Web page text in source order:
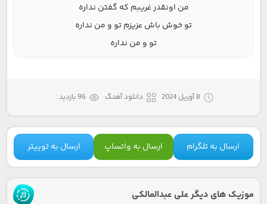
من اونقدر غریبم که گفتن نداره
تو خوش باش عزیزم تو و من نداره
تو و من نداره
8 آوریل 2024 دانلود آهنگ 96 بازدید
ارسال به تلگرام ارسال به واتساپ ارسال به توییتر
موزیک های دیگر علی عبدالمالکی